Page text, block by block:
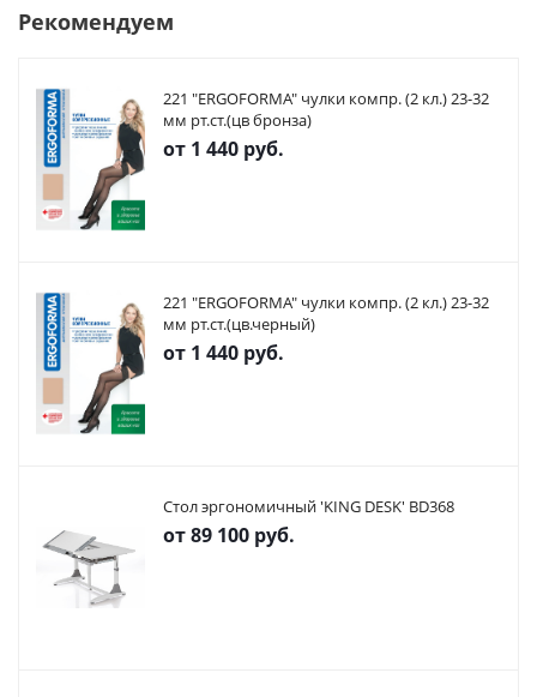
Рекомендуем
221 "ERGOFORMA" чулки компр. (2 кл.) 23-32
мм рт.ст.(цв бронза)
от 1 440 руб.
221 "ERGOFORMA" чулки компр. (2 кл.) 23-32
мм рт.ст.(цв.черный)
от 1 440 руб.
Стол эргономичный 'KING DESK' BD368
от89 100 руб.